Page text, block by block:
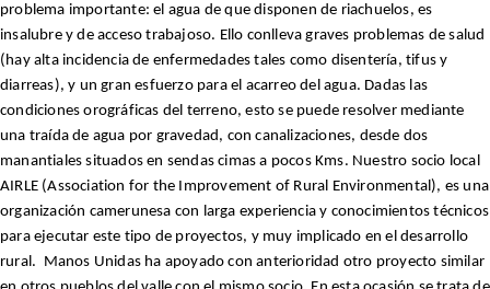
problema importante: el agua de que disponen de riachuelos, es
insalubre y de acceso trabajoso. Ello conlleva graves problemas de salud
(hay alta incidencia de enfermedades tales como disentería, tifus y
diarreas), y un gran esfuerzo para el acarreo del agua. Dadas las
condiciones orográficas del terreno, esto se puede resolver mediante
una traída de agua por gravedad, con canalizaciones, desde dos
manantiales situados en sendas cimas a pocos Kms. Nuestro socio local
AIRLE (Association for the Improvement of Rural Environmental), es una
organización camerunesa con larga experiencia y conocimientos técnicos
para ejecutar este tipo de proyectos, y muy implicado en el desarrollo
rural. Manos Unidas ha apoyado con anterioridad otro proyecto similar